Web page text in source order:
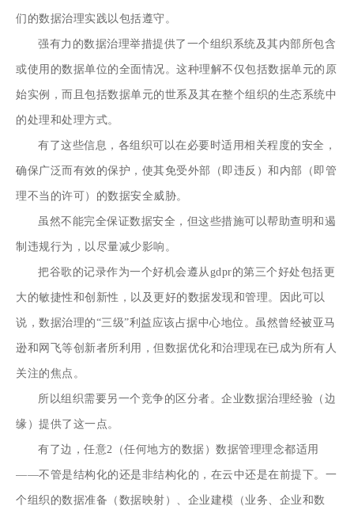
们的数据治理实践以包括遵守。
强有力的数据治理举措提供了一个组织系统及其内部所包含
或使用的数据单位的全面情况。这种理解不仅包括数据单元的原
始实例，而且包括数据单元的世系及其在整个组织的生态系统中
的处理和处理方式。
有了这些信息，各组织可以在必要时适用相关程度的安全，
确保广泛而有效的保护，使其免受外部（即违反）和内部（即管
理不当的许可）的数据安全威胁。
虽然不能完全保证数据安全，但这些措施可以帮助查明和遏
制违规行为，以尽量减少影响。
把谷歌的记录作为一个好机会遵从gdpr的第三个好处包括更
大的敏捷性和创新性，以及更好的数据发现和管理。因此可以
说，数据治理的“三级”利益应该占据中心地位。 虽然曾经被亚马
逊和网飞等创新者所利用，但数据优化和治理现在已成为所有人
关注的焦点。
所以组织需要另一个竞争的区分者。企业数据治理经验（边
缘）提供了这一点。
有了边，任意2（任何地方的数据）数据管理理念都适用
——不管是结构化的还是非结构化的，在云中还是在前提下。一
个组织的数据准备（数据映射）、企业建模（业务、企业和数